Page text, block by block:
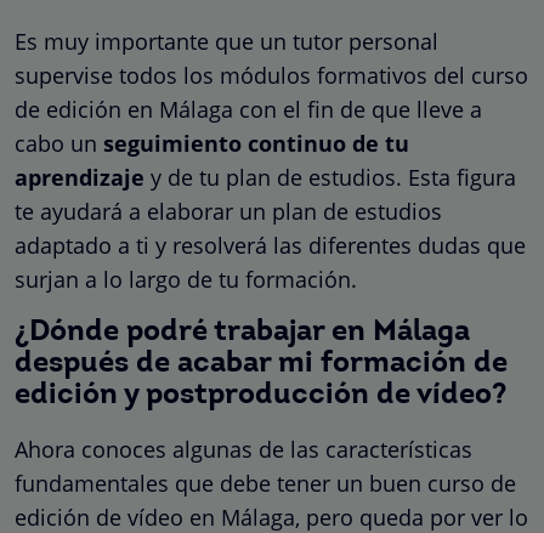
Es muy importante que un tutor personal
supervise todos los módulos formativos del curso
de edición en Málaga con el fin de que lleve a
cabo un seguimiento continuo de tu
aprendizaje y de tu plan de estudios. Esta figura
te ayudará a elaborar un plan de estudios
adaptado a ti y resolverá las diferentes dudas que
surjan a lo largo de tu formación.
¿Dónde podré trabajar en Málaga
después de acabar mi formación de
edición y postproducción de vídeo?
Ahora conoces algunas de las características
fundamentales que debe tener un buen curso de
edición de vídeo en Málaga, pero queda por ver lo